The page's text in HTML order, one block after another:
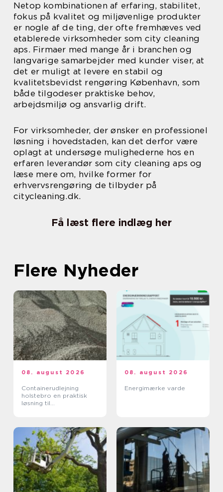
Netop kombinationen af erfaring, stabilitet,
fokus på kvalitet og miljøvenlige produkter
er nogle af de ting, der ofte fremhæves ved
etablerede virksomheder som city cleaning
aps. Firmaer med mange år i branchen og
langvarige samarbejder med kunder viser, at
det er muligt at levere en stabil og
kvalitetsbevidst rengøring København, som
både tilgodeser praktiske behov,
arbejdsmiljø og ansvarlig drift.
For virksomheder, der ønsker en professionel
løsning i hovedstaden, kan det derfor være
oplagt at undersøge mulighederne hos en
erfaren leverandør som city cleaning aps og
læse mere om, hvilke former for
erhvervsrengøring de tilbyder på
citycleaning.dk.
Få læst flere indlæg her
Flere Nyheder
08. august 2026
Containerudlejning
holstebro en praktisk
løsning til
08. august 2026
Energimærke varde